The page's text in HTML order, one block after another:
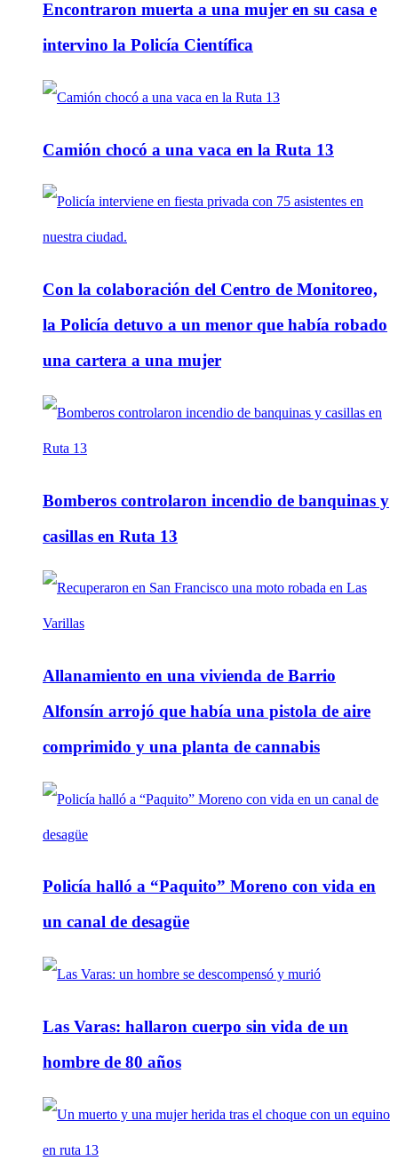
Encontraron muerta a una mujer en su casa e
intervino la Policía Científica
Camión chocó a una vaca en la Ruta 13
Con la colaboración del Centro de Monitoreo,
la Policía detuvo a un menor que había robado
una cartera a una mujer
Bomberos controlaron incendio de banquinas y
casillas en Ruta 13
Allanamiento en una vivienda de Barrio
Alfonsín arrojó que había una pistola de aire
comprimido y una planta de cannabis
Policía halló a “Paquito” Moreno con vida en
un canal de desagüe
Las Varas: hallaron cuerpo sin vida de un
hombre de 80 años